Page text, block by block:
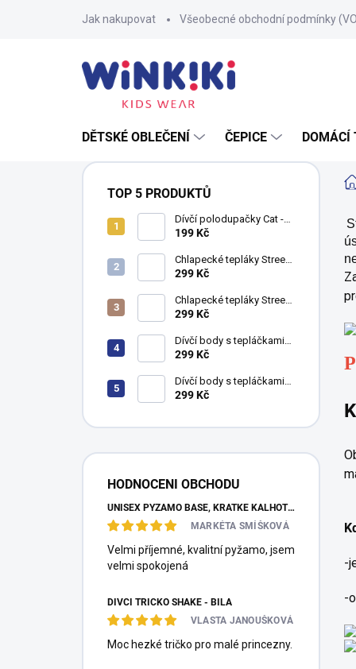
Jak nakupovat Všeobecné obchodní podmínky
DĚTSKÉ OBLEČENÍ ČEPICE DOMÁCÍ
P
TOP 5 PRODUKTŮ
Dívčí polodupačky Cat -
fuchsie
199 Kč
Chlapecké tepláky Street
Style - khaki
299 Kč
Chlapecké tepláky Street
Style - navy
299 Kč
Dívčí body s tepláčkami
Black & White - šedý
299 Kč
Dívčí body s tepláčkami
Rainbow - bílá/šedý
299 Kč
HODNOCENI OBCHODU
UNISEX PYŽAMO BASE, KRÁTKÉ KALHOTY, KRÁTKÝ RUKÁV - TMAVĚ MODRÁ
MARKÉTA SMÍŠKOVÁ
Velmi příjemné, kvalitní pyžamo, jsem
velmi spokojená
DÍVČÍ TRIČKO SHAKE - BÍLÁ
VLASTA JANOUŠKOVÁ
Moc hezké tričko pro malé princezny.
-
-